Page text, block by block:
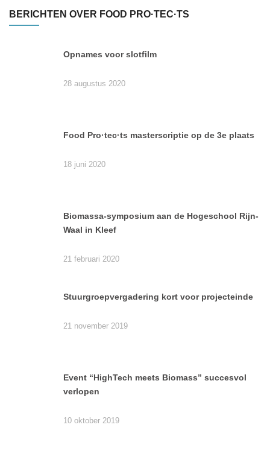
BERICHTEN OVER FOOD PRO·TEC·TS
Opnames voor slotfilm
28 augustus 2020
Food Pro·tec·ts masterscriptie op de 3e plaats
18 juni 2020
Biomassa-symposium aan de Hogeschool Rijn-
Waal in Kleef
21 februari 2020
Stuurgroepvergadering kort voor projecteinde
21 november 2019
Event “HighTech meets Biomass” succesvol
verlopen
10 oktober 2019